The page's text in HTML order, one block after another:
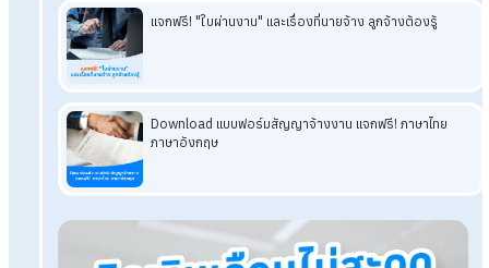
ข้างต้นที่กล่าวมาเปรียบเสมือนแนวทางที่คุณหรือใครก็ตามที่กำลัง
แนวทางในการจัดโต๊ะสามารถนำไปประยุกต์ใช้และทำให้การทำงาน
ไปในทิศทางที่ดีขึ้นกว่าเดิมได้อย่างไม่น่าเชื่อ แม้ว่าความเชื่อตามห
วงจุ้ยจะดูเหมือนงมงาย แต่ทว่าความจริงแล้วนั้นฮวงจุ้ยก็เป็นเสมื
การสังเกตธรรมชาติดีๆอย่างหนึ่งที่ไม่ควรพลาดจะได้ลองทำตาม
ครั้งในชีวิต